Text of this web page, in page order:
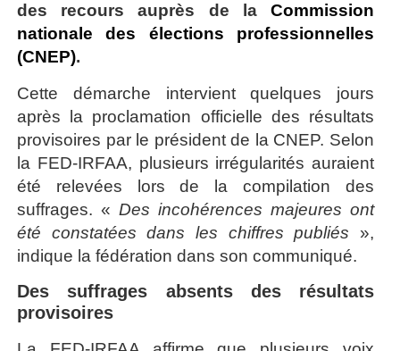
des recours auprès de la Commission
nationale des élections professionnelles
(CNEP).
Cette démarche intervient quelques jours
après la proclamation officielle des résultats
provisoires par le président de la CNEP. Selon
la FED-IRFAA, plusieurs irrégularités auraient
été relevées lors de la compilation des
suffrages. « Des incohérences majeures ont
été constatées dans les chiffres publiés »,
indique la fédération dans son communiqué.
Des suffrages absents des résultats
provisoires